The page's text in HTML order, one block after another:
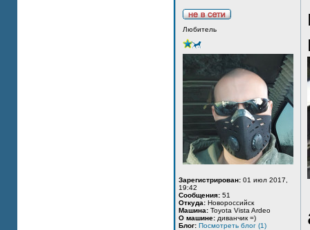
Любитель
Зарегистрирован: 01 июл 2017,
19:42
Сообщения: 51
Откуда: Новороссийск
Машина: Toyota Vista Ardeo
О машине: диванчик =)
Блог: Посмотреть блог (1)